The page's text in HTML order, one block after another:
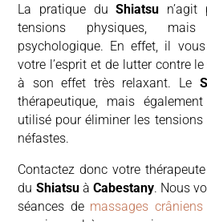
La pratique duShiatsu
tensions physiques,
psychologique. En effet, il
votre l’esprit et de lutter contre le
à son effet très relaxant. Le
thérapeutique, mais
utilisé pour éliminer les tensions
néfastes.
Contactez donc votre
du Shiatsuà Cabestany. Nous
séances de massages